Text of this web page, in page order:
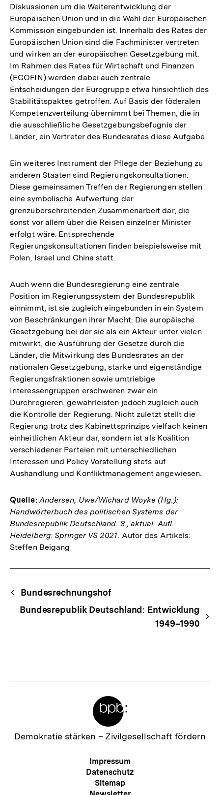
Diskussionen um die Weiterentwicklung der
Europäischen Union und in die Wahl der Europäischen
Kommission eingebunden ist. Innerhalb des Rates der
Europäischen Union sind die Fachminister vertreten
und wirken an der europäischen Gesetzgebung mit.
Im Rahmen des Rates für Wirtschaft und Finanzen
(ECOFIN) werden dabei auch zentrale
Entscheidungen der Eurogruppe etwa hinsichtlich des
Stabilitätspaktes getroffen. Auf Basis der föderalen
Kompetenzverteilung übernimmt bei Themen, die in
die ausschließliche Gesetzgebungsbefugnis der
Länder, ein Vertreter des Bundesrates diese Aufgabe.
Ein weiteres Instrument der Pflege der Beziehung zu
anderen Staaten sind Regierungskonsultationen.
Diese gemeinsamen Treffen der Regierungen stellen
eine symbolische Aufwertung der
grenzüberschreitenden Zusammenarbeit dar, die
sonst vor allem über die Reisen einzelner Minister
erfolgt wäre. Entsprechende
Regierungskonsultationen finden beispielsweise mit
Polen, Israel und China statt.
Auch wenn die Bundesregierung eine zentrale
Position im Regierungssystem der Bundesrepublik
einnimmt, ist sie zugleich eingebunden in ein System
von Beschränkungen ihrer Macht: Die europäische
Gesetzgebung bei der sie als ein Akteur unter vielen
mitwirkt, die Ausführung der Gesetze durch die
Länder, die Mitwirkung des Bundesrates an der
nationalen Gesetzgebung, starke und eigenständige
Regierungsfraktionen sowie umtriebige
Interessengruppen erschweren zwar ein
Durchregieren, gewährleisten jedoch zugleich auch
die Kontrolle der Regierung. Nicht zuletzt stellt die
Regierung trotz des Kabinettsprinzips vielfach keinen
einheitlichen Akteur dar, sondern ist als Koalition
verschiedener Parteien mit unterschiedlichen
Interessen und Policy Vorstellung stets auf
Aushandlung und Konfliktmanagement angewiesen.
Quelle: Andersen, Uwe/Wichard Woyke (Hg.):
Handwörterbuch des politischen Systems der
Bundesrepublik Deutschland. 8., aktual. Aufl.
Heidelberg: Springer VS 2021. Autor des Artikels:
Steffen Beigang
Begriffsnavigation
Content-
Navigation
Bundesrechnungshof
Bundesrepublik Deutschland: Entwicklung
1949–1990
Zur
Demokratie stärken – Zivilgesellschaft fördern
Meta-
Navigation
Impressum
Datenschutz
Sitemap